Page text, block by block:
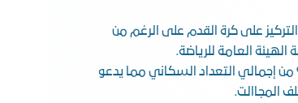
على كرة القدم على الرغم من
العامة للرياضة.
الشباب في المملكة 38% من إجمالي التعداد السكاني مما يدعو
المجاالت.